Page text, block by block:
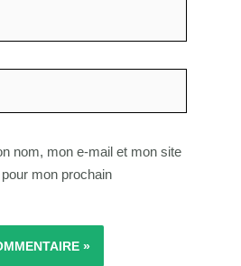
nom, mon e-mail et mon site
mon prochain